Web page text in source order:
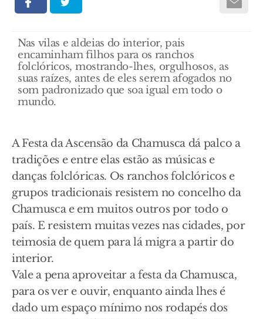
Nas vilas e aldeias do interior, pais
encaminham filhos para os ranchos
folclóricos, mostrando-lhes, orgulhosos, as
suas raízes, antes de eles serem afogados no
som padronizado que soa igual em todo o
mundo.
A Festa da Ascensão da Chamusca dá palco a
tradições e entre elas estão as músicas e
danças folclóricas. Os ranchos folclóricos e
grupos tradicionais resistem no concelho da
Chamusca e em muitos outros por todo o
país. E resistem muitas vezes nas cidades, por
teimosia de quem para lá migra a partir do
interior.
Vale a pena aproveitar a festa da Chamusca,
para os ver e ouvir, enquanto ainda lhes é
dado um espaço mínimo nos rodapés dos